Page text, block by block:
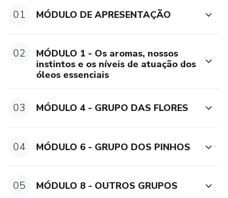
01 MÓDULO DE APRESENTAÇÃO
02
MÓDULO 1 - Os aromas, nossos
instintos e os níveis de atuação dos
óleos essenciais
03 MÓDULO 4 - GRUPO DAS FLORES
04 MÓDULO 6 - GRUPO DOS PINHOS
05 MÓDULO 8 - OUTROS GRUPOS